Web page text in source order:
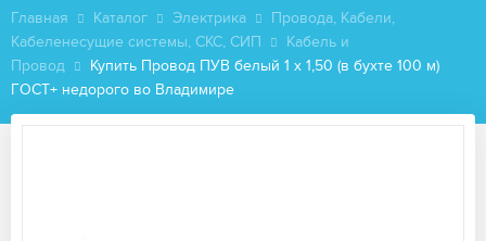
Главная Каталог Электрика
Провода, Кабели,
Кабеленесущие системы, СКС, СИП
Кабель и
Провод
Купить Провод ПУВ белый 1 x 1,50 (в бухте 100 м)
ГОСТ+ недорого во Владимире